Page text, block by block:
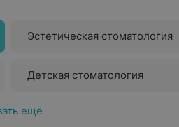
Эстетическая стоматология
Детская стоматология
ещё